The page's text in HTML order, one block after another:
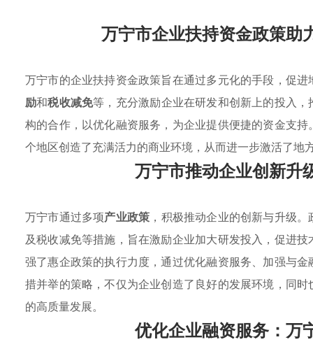
万宁市企业扶持资金政策助
万宁市的企业扶持资金政策旨在通过多元化的手段，促
励和税收减免等，充分激励企业在研发和创新上的投入
构的合作，以优化融资服务，为企业提供便捷的资金支
个地区创造了充满活力的商业环境，从而进一步激活了地
万宁市推动企业创新升
万宁市通过多项产业政策 ，积极推动企业的创新与升级
及税收减免等措施，旨在激励企业加大研发投入，促进
强了惠企政策的执行力度，通过优化融资服务、加强与
措并举的策略，不仅为企业创造了良好的发展环境，同
的高质量发展。
优化企业融资服务：万